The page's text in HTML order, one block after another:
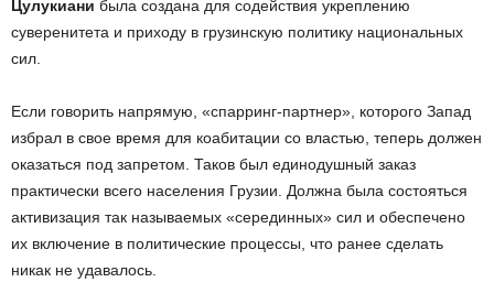
Цулукиани была создана для содействия укреплению
суверенитета и приходу в грузинскую политику национальных
сил.
Если говорить напрямую, «спарринг-партнер», которого Запад
избрал в свое время для коабитации со властью, теперь должен
оказаться под запретом. Таков был единодушный заказ
практически всего населения Грузии. Должна была состояться
активизация так называемых «серединных» сил и обеспечено
их включение в политические процессы, что ранее сделать
никак не удавалось.